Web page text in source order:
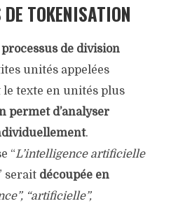
TOKENISATION
processus de division
unités appelées
le texte en unités plus
permet d’analyser
.
“L’intelligence artificielle
serait découpée en
“artificielle”,